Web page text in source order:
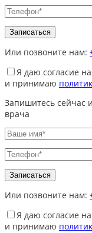
Или позвоните нам:
Я даю согласие
и принимаю
Запишитесь сейчас
врача
Или позвоните нам:
Я даю согласие
и принимаю